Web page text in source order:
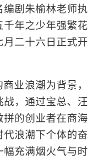
编剧朱榆林老师执
年之少年强繁花
二十六日正式开
业浪潮为背景，
，通过宝总、汪
的创业者在商海
浪潮下个体的奋
充满烟火气与时